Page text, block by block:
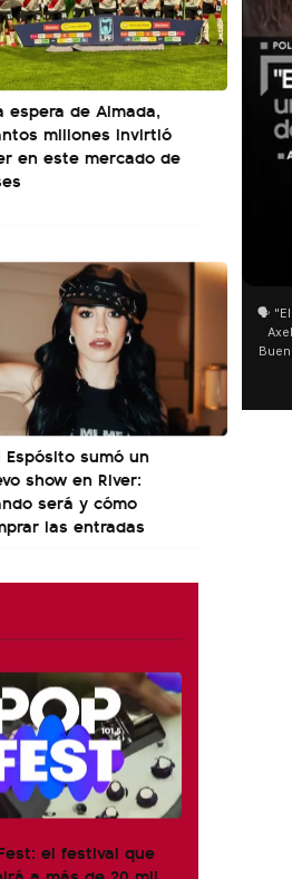
espera de Almada,
millones invirtió
en este mercado de
Espósito sumó un
show en River:
será y cómo
las entradas
el festival que
01:05
🗣️ "El Gobierno sufrió una inmensa derrota" 🎙️
Axel Kicillof, gobernador de la Provincia de
Aires, caracterizó el proyecto de Ley
de Inviolabilidad de la Propiedad Privada
"una lista sábana con temas nefastos"
y destacó "la movilización popular". 📌 La
declaración fue desde el santuario de San
no solo sufre porque no llega sino
que también está endeudada".